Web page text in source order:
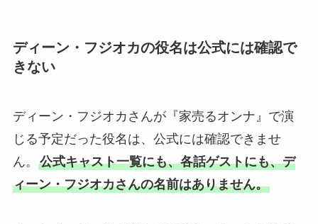
ディーン・フジオカの役名は公式には確認で
きない
ディーン・フジオカさんが『家売るオンナ』で演
じる予定だった役名は、公式には確認できませ
ん。 公式キャスト一覧にも、各話ゲストにも、デ
ィーン・フジオカさんの名前はありません。